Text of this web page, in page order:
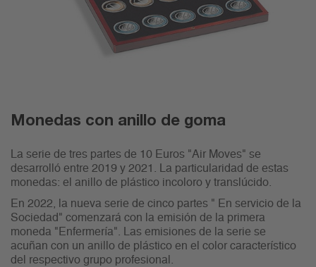
Monedas con anillo de goma
La serie de tres partes de 10 Euros "Air Moves" se
desarrolló entre 2019 y 2021. La particularidad de estas
monedas: el anillo de plástico incoloro y translúcido.
En 2022, la nueva serie de cinco partes " En servicio de la
Sociedad" comenzará con la emisión de la primera
moneda "Enfermería". Las emisiones de la serie se
acuñan con un anillo de plástico en el color característico
del respectivo grupo profesional.